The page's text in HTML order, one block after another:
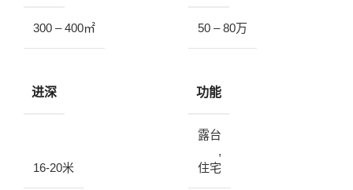
300 – 400㎡ 50 – 80万
进深
16-20米
功能
露台
,
住宅